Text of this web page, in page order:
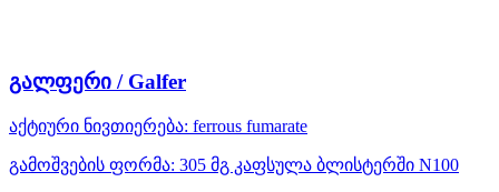
გალფერი / Galfer
აქტიური ნივთიერება: ferrous fumarate
გამოშვების ფორმა: 305 მგ კაფსულა ბლისტერში N100